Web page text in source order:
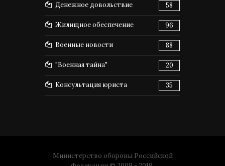
Денежное довольствие 58
Жилищное обеспечение 96
Военные новости 88
"Военная тайна" 20
Консультация юриста 35
Министерство обороны Российской